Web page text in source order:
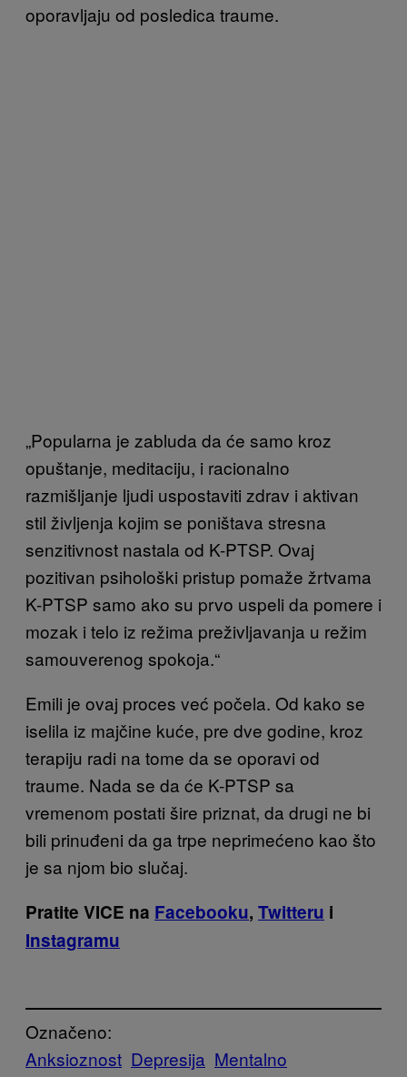
oporavljaju od posledica traume.
„Popularna je zabluda da će samo kroz
opuštanje, meditaciju, i racionalno
razmišljanje ljudi uspostaviti zdrav i aktivan
stil življenja kojim se poništava stresna
senzitivnost nastala od K-PTSP. Ovaj
pozitivan psihološki pristup pomaže žrtvama
K-PTSP samo ako su prvo uspeli da pomere i
mozak i telo iz režima preživljavanja u režim
samouverenog spokoja.“
Emili je ovaj proces već počela. Od kako se
iselila iz majčine kuće, pre dve godine, kroz
terapiju radi na tome da se oporavi od
traume. Nada se da će K-PTSP sa
vremenom postati šire priznat, da drugi ne bi
bili prinuđeni da ga trpe neprimećeno kao što
je sa njom bio slučaj.
Pratite VICE na Facebooku, Twitteru i
Instagramu
Označeno:
Anksioznost Depresija Mentalno